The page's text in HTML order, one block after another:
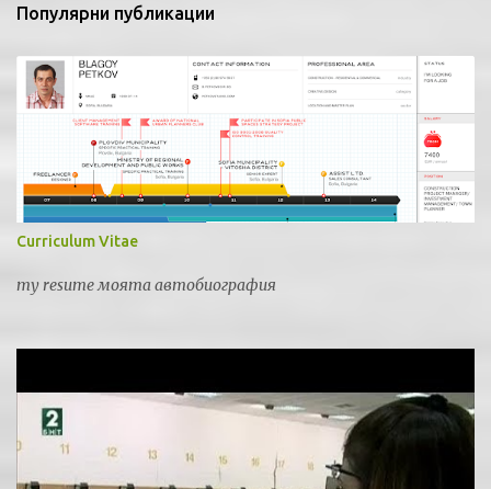
Популярни публикации
Curriculum Vitae
my resume моята автобиография